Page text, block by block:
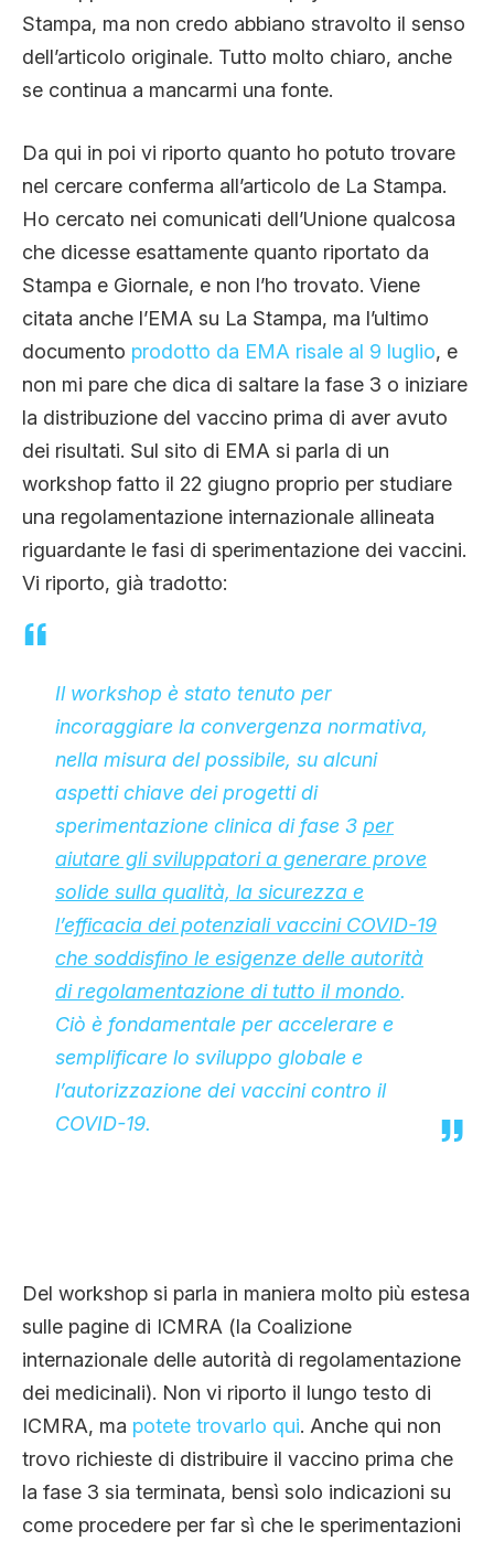
Stampa, ma non credo abbiano stravolto il senso
dell’articolo originale. Tutto molto chiaro, anche
se continua a mancarmi una fonte.
Da qui in poi vi riporto quanto ho potuto trovare
nel cercare conferma all’articolo de La Stampa.
Ho cercato nei comunicati dell’Unione qualcosa
che dicesse esattamente quanto riportato da
Stampa e Giornale, e non l’ho trovato. Viene
citata anche l’EMA su La Stampa, ma l’ultimo
documento prodotto da EMA risale al 9 luglio, e
non mi pare che dica di saltare la fase 3 o iniziare
la distribuzione del vaccino prima di aver avuto
dei risultati. Sul sito di EMA si parla di un
workshop fatto il 22 giugno proprio per studiare
una regolamentazione internazionale allineata
riguardante le fasi di sperimentazione dei vaccini.
Vi riporto, già tradotto:
Il workshop è stato tenuto per
incoraggiare la convergenza normativa,
nella misura del possibile, su alcuni
aspetti chiave dei progetti di
sperimentazione clinica di fase 3 per
aiutare gli sviluppatori a generare prove
solide sulla qualità, la sicurezza e
l’efficacia dei potenziali vaccini COVID-19
che soddisfino le esigenze delle autorità
di regolamentazione di tutto il mondo.
Ciò è fondamentale per accelerare e
semplificare lo sviluppo globale e
l’autorizzazione dei vaccini contro il
COVID-19.
Del workshop si parla in maniera molto più estesa
sulle pagine di ICMRA (la Coalizione
internazionale delle autorità di regolamentazione
dei medicinali). Non vi riporto il lungo testo di
ICMRA, ma potete trovarlo qui. Anche qui non
trovo richieste di distribuire il vaccino prima che
la fase 3 sia terminata, bensì solo indicazioni su
come procedere per far sì che le sperimentazioni